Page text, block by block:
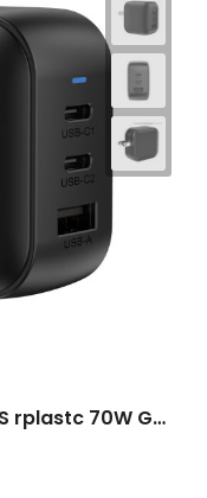
Urban Vitamin Santa Cruz RCS rplastc 70W GAN oplader